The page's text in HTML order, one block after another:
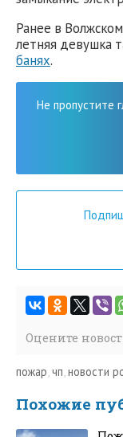
Ранее в
летняя девушка
банях.
Не пропустите
Оцените
пожар,чп,новости
Похожие